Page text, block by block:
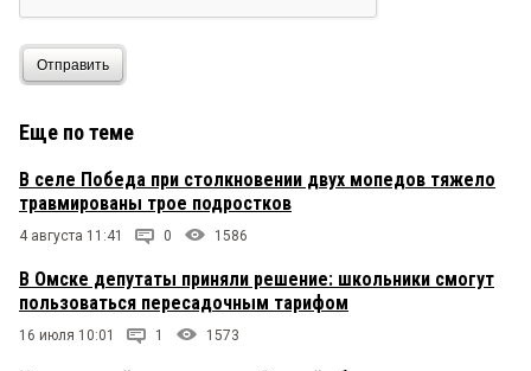
Отправить
Еще по теме
В селе Победа при столкновении двух мопедов тяжело
травмированы трое подростков
4 августа 11:41 0 1586
В Омске депутаты приняли решение: школьники смогут
пользоваться пересадочным тарифом
16 июля 10:01 1 1573